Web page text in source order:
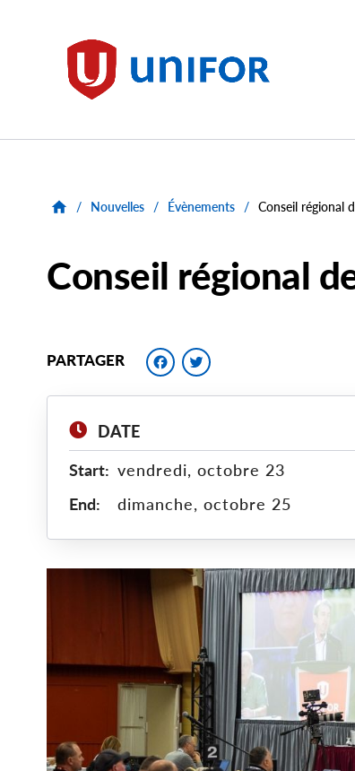
Unifor
/ Nouvelles / Évènements / Conseil régional
Conseil régional
PARTAGER Facebook
DATE
Start: vendredi, octobre 23
End:
dimanche, octobre 25